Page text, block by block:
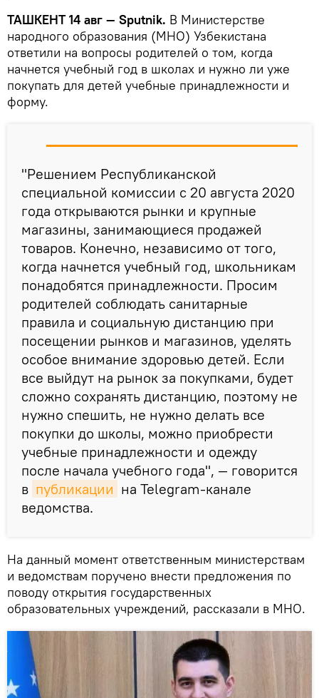
ТАШКЕНТ 14 авг — Sputnik. В Министерстве
народного образования (МНО) Узбекистана
ответили на вопросы родителей о том, когда
начнется учебный год в школах и нужно ли уже
покупать для детей учебные принадлежности и
форму.
"Решением Республиканской
специальной комиссии с 20 августа 2020
года открываются рынки и крупные
магазины, занимающиеся продажей
товаров. Конечно, независимо от того,
когда начнется учебный год, школьникам
понадобятся принадлежности. Просим
родителей соблюдать санитарные
правила и социальную дистанцию при
посещении рынков и магазинов, уделять
особое внимание здоровью детей. Если
все выйдут на рынок за покупками, будет
сложно сохранять дистанцию, поэтому не
нужно спешить, не нужно делать все
покупки до школы, можно приобрести
учебные принадлежности и одежду
после начала учебного года", — говорится
в публикации на Telegram-канале
ведомства.
На данный момент ответственным министерствам
и ведомствам поручено внести предложения по
поводу открытия государственных
образовательных учреждений, рассказали в МНО.